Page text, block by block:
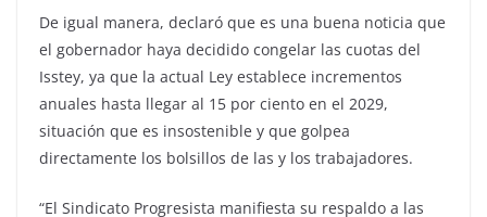
De igual manera, declaró que es una buena noticia que
el gobernador haya decidido congelar las cuotas del
Isstey, ya que la actual Ley establece incrementos
anuales hasta llegar al 15 por ciento en el 2029,
situación que es insostenible y que golpea
directamente los bolsillos de las y los trabajadores.
“El Sindicato Progresista manifiesta su respaldo a las